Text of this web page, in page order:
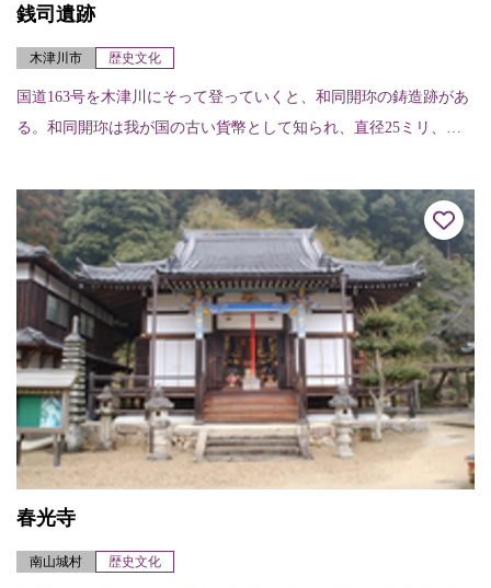
銭司遺跡
木津川市 歴史文化
国道163号を木津川にそって登っていくと、和同開珎の鋳造跡があ
る。和同開珎は我が国の古い貨幣として知られ、直径25ミリ、
春光寺
南山城村 歴史文化